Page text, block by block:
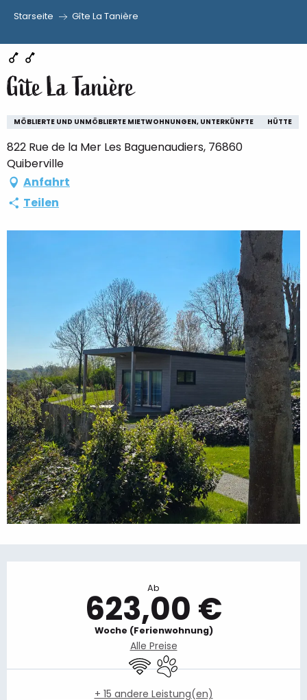
au
contenu
principal
Starseite Gîte La Tanière
Gîte La Tanière
MÖBLIERTE UND UNMÖBLIERTE MIETWOHNUNGEN, UNTERKÜNFTE HÜTTE
822 Rue de la Mer Les Baguenaudiers, 76860
Quiberville
Anfahrt
Teilen
Ab
623,00 €
Woche (Ferienwohnung)
Alle Preise
Wi-Fi Tiere erlaubt
+ 15 andere Leistung(en)